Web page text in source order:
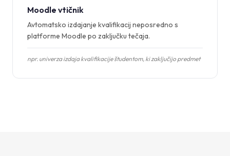
Moodle vtičnik
Avtomatsko izdajanje kvalifikacij neposredno s
platforme Moodle po zaključku tečaja.
npr. univerza izdaja kvalifikacije študentom, ki zaključijo predmet